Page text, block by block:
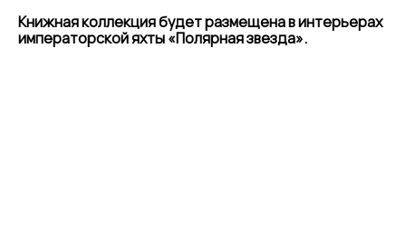
Книжная коллекция будет размещена в интерьерах
императорской яхты «Полярная звезда».